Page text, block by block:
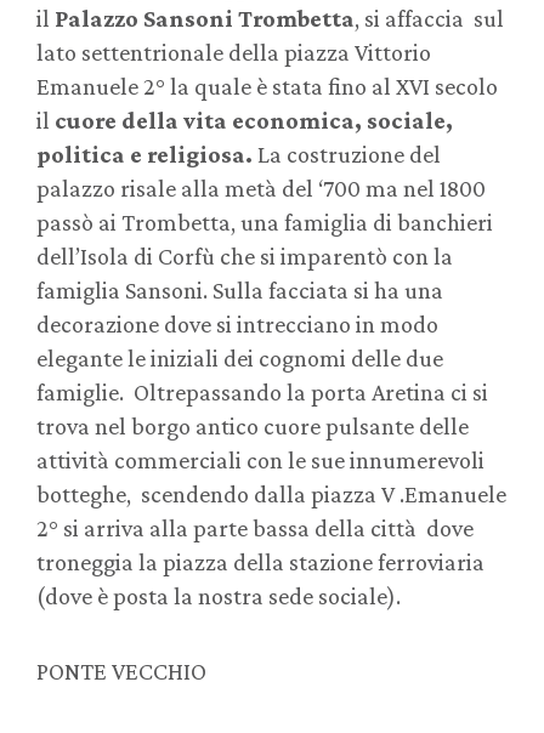
il Palazzo Sansoni Trombetta, si affaccia sul
lato settentrionale della piazza Vittorio
Emanuele 2° la quale è stata fino al XVI secolo
il cuore della vita economica, sociale,
politica e religiosa. La costruzione del
palazzo risale alla metà del ‘700 ma nel 1800
passò ai Trombetta, una famiglia di banchieri
dell’Isola di Corfù che si imparentò con la
famiglia Sansoni. Sulla facciata si ha una
decorazione dove si intrecciano in modo
elegante le iniziali dei cognomi delle due
famiglie. Oltrepassando la porta Aretina ci si
trova nel borgo antico cuore pulsante delle
attività commerciali con le sue innumerevoli
botteghe, scendendo dalla piazza V .Emanuele
2° si arriva alla parte bassa della città dove
troneggia la piazza della stazione ferroviaria
(dove è posta la nostra sede sociale).
PONTE VECCHIO